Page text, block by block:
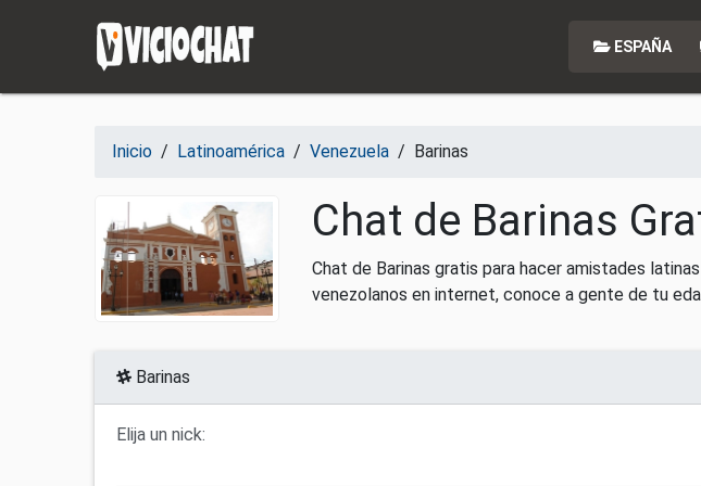
ESPAÑA
Inicio / Latinoamérica / Venezuela / Barinas
Chat de Barinas
Chat de Barinas gratis para hacer amistades
venezolanos en internet, conoce a gente de tu
Barinas
Elija un nick: